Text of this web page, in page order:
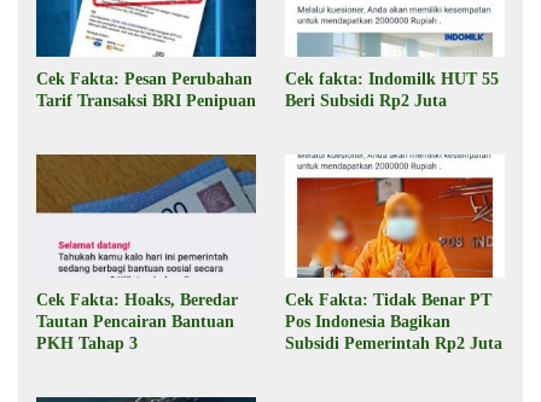
Cek Fakta: Pesan Perubahan
Tarif Transaksi BRI Penipuan
Cek fakta: Indomilk HUT 55
Beri Subsidi Rp2 Juta
Cek Fakta: Hoaks, Beredar
Tautan Pencairan Bantuan
PKH Tahap 3
Cek Fakta: Tidak Benar PT
Pos Indonesia Bagikan
Subsidi Pemerintah Rp2 Juta